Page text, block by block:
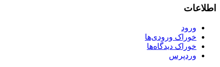
اطلاعات
ورود
خوراک ورودی‌ها
خوراک دیدگاه‌ها
وردپرس